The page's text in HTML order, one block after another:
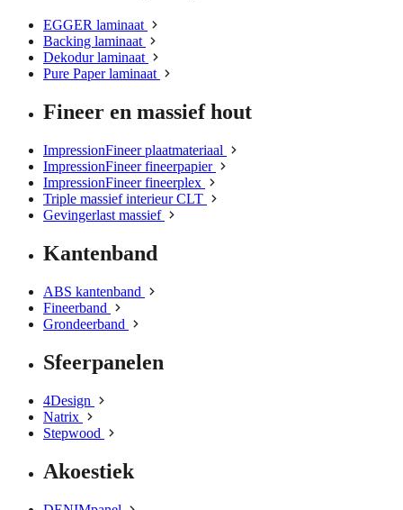
EGGER laminaat
Backing laminaat
Dekodur laminaat
Pure Paper laminaat
Fineer en massief hout
ImpressionFineer plaatmateriaal
ImpressionFineer fineerpapier
ImpressionFineer fineerplex
Triple massief interieur CLT
Gevingerlast massief
Kantenband
ABS kantenband
Fineerband
Grondeerband
Sfeerpanelen
4Design
Natrix
Stepwood
Akoestiek